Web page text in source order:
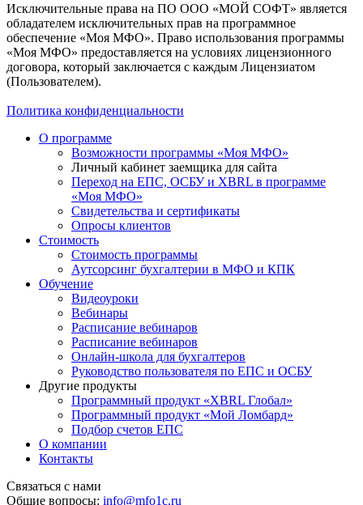
Исключительные права на ПО ООО «МОЙ СОФТ» является
обладателем исключительных прав на программное
обеспечение «Моя МФО». Право использования программы
«Моя МФО» предоставляется на условиях лицензионного
договора, который заключается с каждым Лицензиатом
(Пользователем).
Политика конфиденциальности
О программе
Возможности программы «Моя МФО»
Личный кабинет заемщика для сайта
Переход на ЕПС, ОСБУ и XBRL в программе
«Моя МФО»
Свидетельства и сертификаты
Опросы клиентов
Стоимость
Стоимость программы
Аутсорсинг бухгалтерии в МФО и КПК
Обучение
Видеоуроки
Вебинары
Расписание вебинаров
Расписание вебинаров
Онлайн-школа для бухгалтеров
Руководство пользователя по ЕПС и ОСБУ
Другие продукты
Программный продукт «XBRL Глобал»
Программный продукт «Мой Ломбард»
Подбор счетов ЕПС
О компании
Контакты
Связаться с нами
Общие вопросы: info@mfo1c.ru